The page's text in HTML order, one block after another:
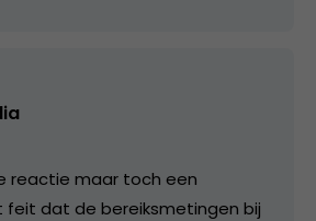
reactie maar toch een
feit dat de bereiksmetingen bij